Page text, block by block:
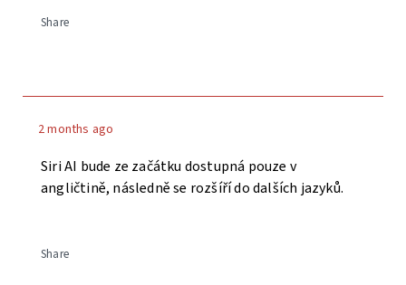
Share
2 months ago
Siri AI bude ze začátku dostupná pouze v
angličtině, následně se rozšíří do dalších jazyků.
Share